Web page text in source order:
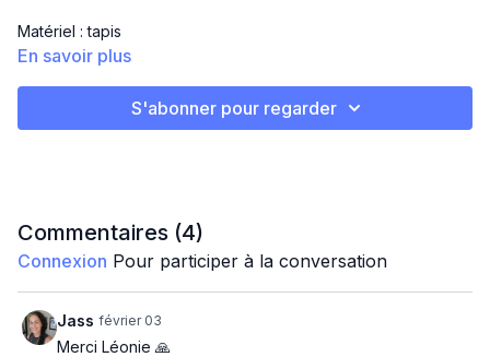
Matériel : tapis
Bonne pratique!
En savoir plus
S'abonner pour regarder
Commentaires (4)
Connexion Pour participer à la conversation
Jass février 03
Merci Léonie 🙏